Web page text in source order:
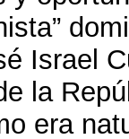
Israel
la
era